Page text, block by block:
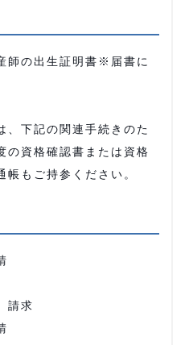
師の出生証明書※届書に
、下記の関連手続きのた
の資格確認書または資格
もご持参ください。
請求